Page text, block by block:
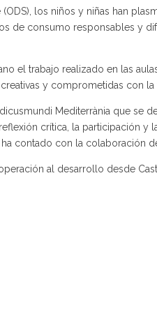
los niños y niñas han
de consumo responsables y
el trabajo realizado en las
y comprometidas con la
Mediterrània que se
crítica, la participación y
contado con la colaboración
al desarrollo desde